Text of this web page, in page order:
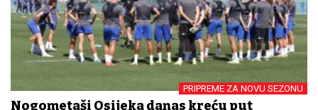
PRIPREME ZA NOVU SEZONU
Nogometaši Osijeka danas kreću put